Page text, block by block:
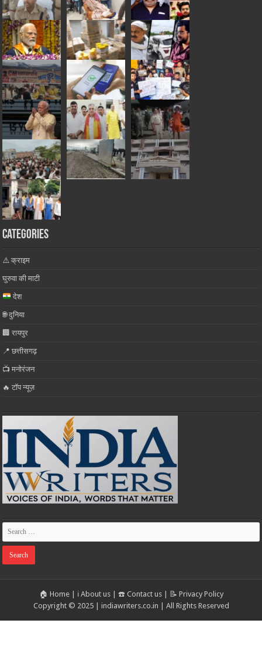
Categories
⚠️ क्राइम
घुरुवा की माटी
देश
🌐 दुनिया
🏢 रायपुर
📍 छत्तीसगढ़
📺 मनोरंजन
🔥 टॉप न्यूज़
🏠 Home| ℹ️ About us| ☎️ Contact us| 📝 Privacy Policy
Copyright © 2025 | indiawriters.co.in | All Rights Reserved